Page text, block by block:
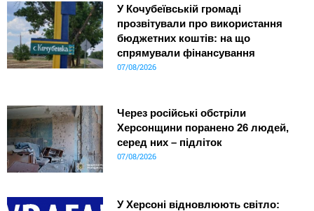
У Кочубеївській громаді
прозвітували про використання
бюджетних коштів: на що
спрямували фінансування
07/08/2026
Через російські обстріли
Херсонщини поранено 26 людей,
серед них – підліток
07/08/2026
У Херсоні відновлюють світло: